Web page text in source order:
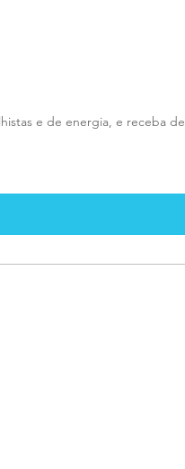
e de energia, e receba de